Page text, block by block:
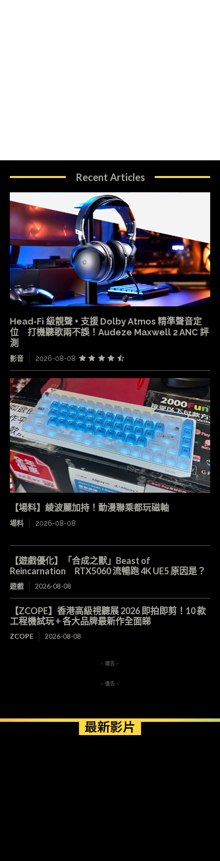
Recent Articles
Head-Fi 級靚聲 + 支援 Dolby Atmos 精準聲音定
位 打機聽歌兩不誤！Audeze Maxwell 2 ANC 評
測
影音 2026-08-08
【場料】綾波麗加持！動漫聯乘都玩磁軸
場料 2026-08-08
【遊戲優化】「合成之獸」Beast of
Reincarnation RTX5060 流暢跑 4K UE5 原因是？
遊戲 2026-08-08
【ZCOPE】香港高級視聽展 2026 即拍即剪！10 款
工程機試玩 + 各大品牌最新作全面睇
ZCOPE 2026-08-08
- 廣告 -
- 廣告 -
最新影片